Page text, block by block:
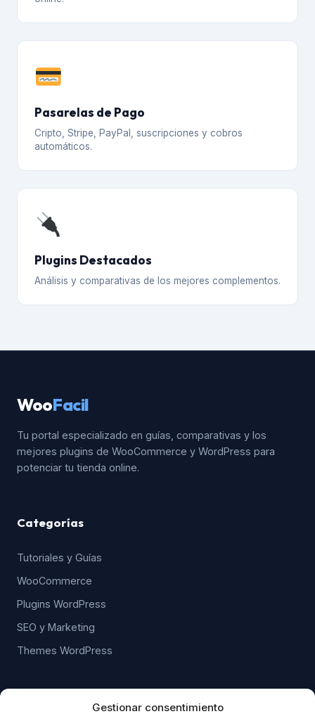
Gestionar consentimiento
Pasarelas de Pago
Cripto, Stripe, PayPal, suscripciones y cobros
automáticos.
Plugins Destacados
Análisis y comparativas de los mejores complementos.
WooFacil
Tu portal especializado en guías, comparativas y los
mejores plugins de WooCommerce y WordPress para
potenciar tu tienda online.
Categorías
Tutoriales y Guías
WooCommerce
Plugins WordPress
SEO y Marketing
Themes WordPress
WordPress & WooCommerce